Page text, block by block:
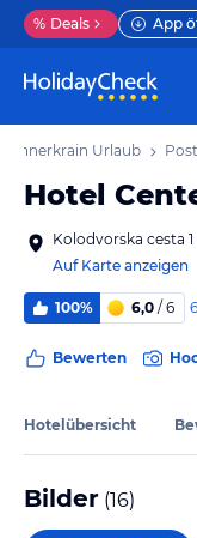
% Deals App
Innerkrain Urlaub
Hotel
Kolodvorska cesta
Auf Karte anzeigen
100% 6,0 / 6 6
Bewerten
Hotelübersicht
Bilder (16)